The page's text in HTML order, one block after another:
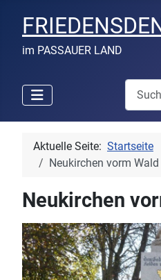
im PASSAUER LAND
Suchen
Aktuelle Seite: Startseite
Neukirchen vorm Wald
Neukirchen